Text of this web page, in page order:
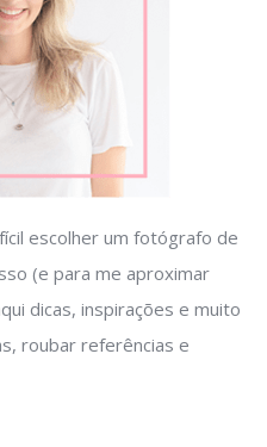
escolher um fotógrafo de
(e para me aproximar
dicas, inspirações e muito
roubar referências e